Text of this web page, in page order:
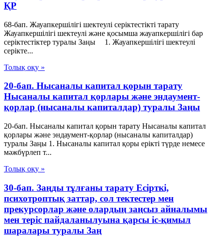
ҚР
68-бап. Жауапкершілігі шектеулі серіктестікті тарату
Жауапкершілігі шектеулі және қосымша жауапкершілігі бар
серіктестіктер туралы Заңы 1. Жауапкершілігі шектеулі
серікте...
Толық оқу »
20-бап. Нысаналы капитал қорын тарату
Нысаналы капитал қорлары және эндаумент-
қорлар (нысаналы капиталдар) туралы Заңы
20-бап. Нысаналы капитал қорын тарату Нысаналы капитал
қорлары және эндаумент-қорлар (нысаналы капиталдар)
туралы Заңы 1. Нысаналы капитал қоры ерікті түрде немесе
мәжбүрлеп т...
Толық оқу »
30-бап. Заңды тұлғаны тарату Есiрткi,
психотроптық заттар, сол тектестер мен
прекурсорлар және олардың заңсыз айналымы
мен терiс пайдаланылуына қарсы iс-қимыл
шаралары туралы Заң